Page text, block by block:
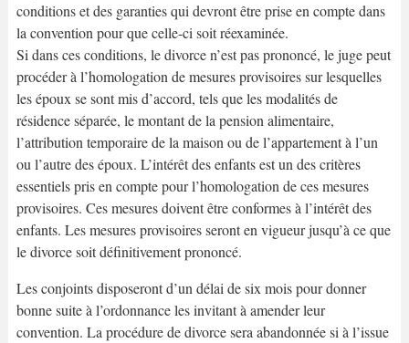
conditions et des garanties qui devront être prise en compte dans
la convention pour que celle-ci soit réexaminée.
Si dans ces conditions, le divorce n’est pas prononcé, le juge peut
procéder à l’homologation de mesures provisoires sur lesquelles
les époux se sont mis d’accord, tels que les modalités de
résidence séparée, le montant de la pension alimentaire,
l’attribution temporaire de la maison ou de l’appartement à l’un
ou l’autre des époux. L’intérêt des enfants est un des critères
essentiels pris en compte pour l’homologation de ces mesures
provisoires. Ces mesures doivent être conformes à l’intérêt des
enfants. Les mesures provisoires seront en vigueur jusqu’à ce que
le divorce soit définitivement prononcé.
Les conjoints disposeront d’un délai de six mois pour donner
bonne suite à l’ordonnance les invitant à amender leur
convention. La procédure de divorce sera abandonnée si à l’issue